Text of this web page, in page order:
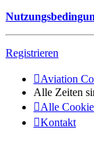
Registrieren
Aviation
Alle Zeiten
Alle
Kontakt